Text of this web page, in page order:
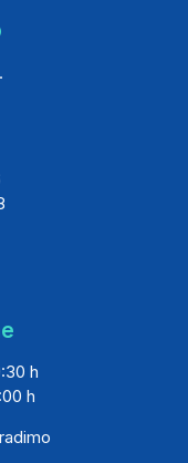
h
h